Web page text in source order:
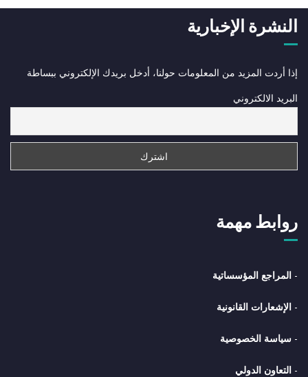
روابط مهمة
- المراجع المؤسساتية
- الإشعارات القانونية
- سياسة الخصوصية
- التعاون الدولي
النشرة الإخبارية
إذا أردت المزيد من المعلومات حولنا، أدخل بريدك الإلكتروني ببساطة
البريد الالكتروني